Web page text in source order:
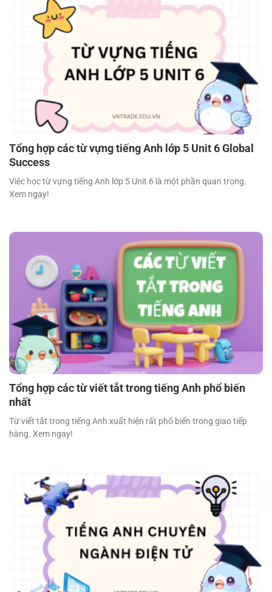
Tổng hợp các từ vựng tiếng Anh lớp 5 Unit 6 Global
Success
Việc học từ vựng tiếng Anh lớp 5 Unit 6 là một phần quan trọng.
Xem ngay!
Tổng hợp các từ viết tắt trong tiếng Anh phổ biến
nhất
Từ viết tắt trong tiếng Anh xuất hiện rất phổ biến trong giao tiếp
hàng. Xem ngay!